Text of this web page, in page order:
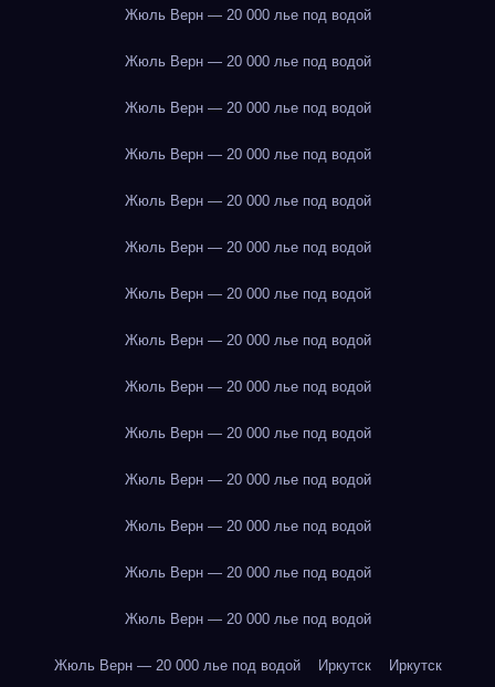
Жюль Верн — 20 000 лье под водой
Жюль Верн — 20 000 лье под водой
Жюль Верн — 20 000 лье под водой
Жюль Верн — 20 000 лье под водой
Жюль Верн — 20 000 лье под водой
Жюль Верн — 20 000 лье под водой
Жюль Верн — 20 000 лье под водой
Жюль Верн — 20 000 лье под водой
Жюль Верн — 20 000 лье под водой
Жюль Верн — 20 000 лье под водой
Жюль Верн — 20 000 лье под водой
Жюль Верн — 20 000 лье под водой
Жюль Верн — 20 000 лье под водой
Жюль Верн — 20 000 лье под водой
Жюль Верн — 20 000 лье под водой Иркутск Иркутск